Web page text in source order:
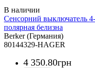
Сенсорний выключатель
полярная белизна
Berker (Германия)
80144329-HAGER
4 350.80грн